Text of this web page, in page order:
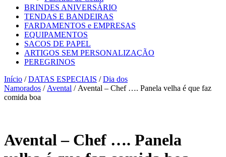
BRINDES ANIVERSÁRIO
TENDAS E BANDEIRAS
FARDAMENTOS e EMPRESAS
EQUIPAMENTOS
SACOS DE PAPEL
ARTIGOS SEM PERSONALIZAÇÃO
PEREGRINOS
Início /DATAS ESPECIAIS /Dia dos
Namorados / Avental / Avental – Chef …. Panela velha é que faz
comida boa
Avental – Chef …. Panela